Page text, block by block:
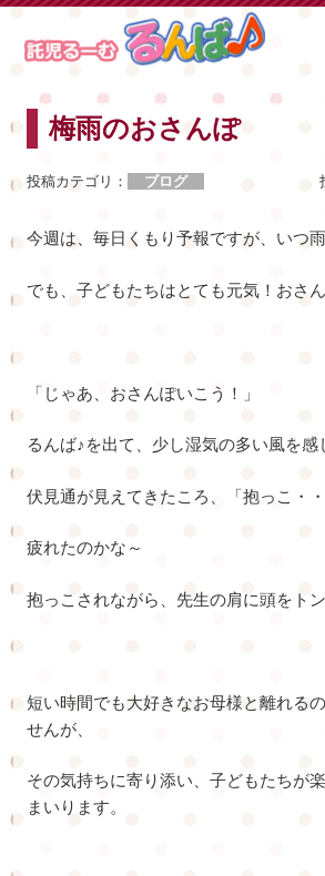
梅雨のおさんぽ
投稿カテゴリ： ブログ
今週は、毎日くもり予報ですが、いつ
でも、子どもたちはとても元気！おさ
「じゃあ、おさんぽいこう！」
るんば♪を出て、少し湿気の多い風を感
伏見通が見えてきたころ、「抱っこ・・
疲れたのかな～
抱っこされながら、先生の肩に頭をト
短い時間でも大好きなお母様と離れる
せんが、
その気持ちに寄り添い、子どもたちが
まいります。